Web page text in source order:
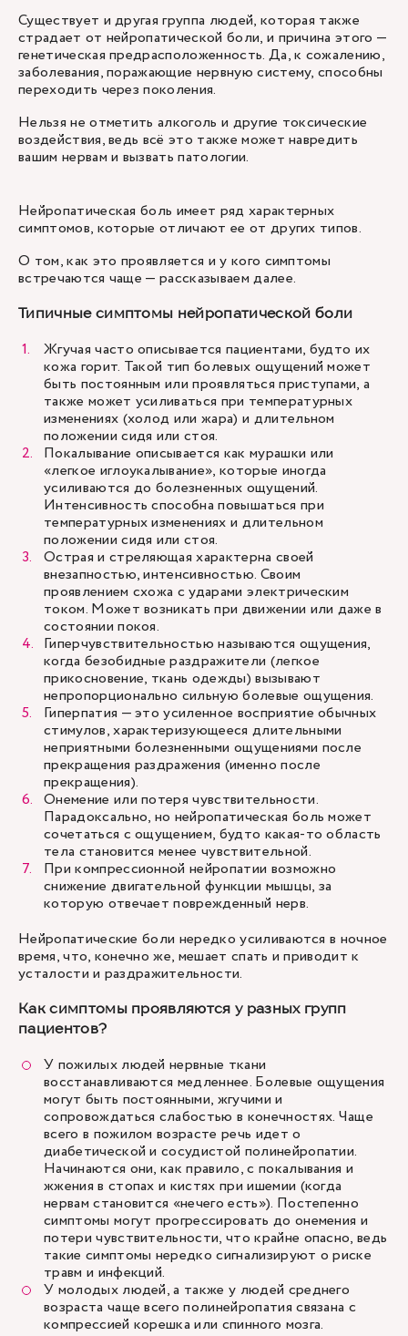
Существует и другая группа людей, которая также
страдает от нейропатической боли, и причина этого —
генетическая предрасположенность. Да, к сожалению,
заболевания, поражающие нервную систему, способны
переходить через поколения.
Нельзя не отметить алкоголь и другие токсические
воздействия, ведь всё это также может навредить
вашим нервам и вызвать патологии.
Нейропатическая боль имеет ряд характерных
симптомов, которые отличают ее от других типов.
О том, как это проявляется и у кого симптомы
встречаются чаще — рассказываем далее.
Типичные симптомы нейропатической боли
Жгучая часто описывается пациентами, будто их
кожа горит. Такой тип болевых ощущений может
быть постоянным или проявляться приступами, а
также может усиливаться при температурных
изменениях (холод или жара) и длительном
положении сидя или стоя.
Покалывание описывается как мурашки или
«легкое иглоукалывание», которые иногда
усиливаются до болезненных ощущений.
Интенсивность способна повышаться при
температурных изменениях и длительном
положении сидя или стоя.
Острая и стреляющая характерна своей
внезапностью, интенсивностью. Своим
проявлением схожа с ударами электрическим
током. Может возникать при движении или даже в
состоянии покоя.
Гиперчувствительностью называются ощущения,
когда безобидные раздражители (легкое
прикосновение, ткань одежды) вызывают
непропорционально сильную болевые ощущения.
Гиперпатия — это усиленное восприятие обычных
стимулов, характеризующееся длительными
неприятными болезненными ощущениями после
прекращения раздражения (именно после
прекращения).
Онемение или потеря чувствительности.
Парадоксально, но нейропатическая боль может
сочетаться с ощущением, будто какая-то область
тела становится менее чувствительной.
При компрессионной нейропатии возможно
снижение двигательной функции мышцы, за
которую отвечает поврежденный нерв.
Нейропатические боли нередко усиливаются в ночное
время, что, конечно же, мешает спать и приводит к
усталости и раздражительности.
Как симптомы проявляются у разных групп
пациентов?
У пожилых людей нервные ткани
восстанавливаются медленнее. Болевые ощущения
могут быть постоянными, жгучими и
сопровождаться слабостью в конечностях. Чаще
всего в пожилом возрасте речь идет о
диабетической и сосудистой полинейропатии.
Начинаются они, как правило, с покалывания и
жжения в стопах и кистях при ишемии (когда
нервам становится «нечего есть»). Постепенно
симптомы могут прогрессировать до онемения и
потери чувствительности, что крайне опасно, ведь
такие симптомы нередко сигнализируют о риске
травм и инфекций.
У молодых людей, а также у людей среднего
возраста чаще всего полинейропатия связана с
компрессией корешка или спинного мозга.